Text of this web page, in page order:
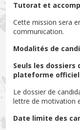
Tutorat et
Cette mission sera
communication.
Modalités de
Seuls les dossiers
plateforme
Le dossier de
lettre de motivation
Date limite des